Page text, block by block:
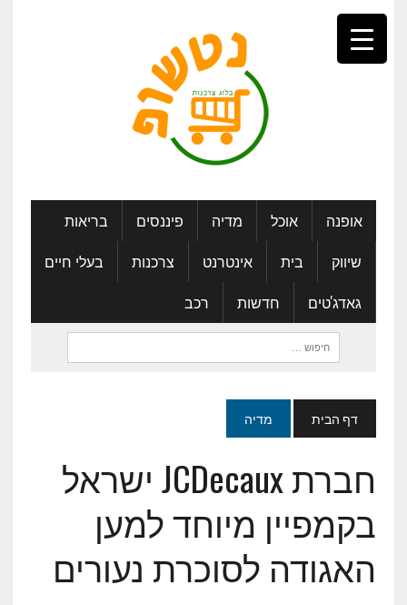
אופנה אוכל מדיה פיננסים
בריאות
שיווק
בית אינטרנט צרכנות
בעלי חיים
גאדג'טים
חדשות
רכב
חיפוש:
דף הבית מדיה
חברת JCDecaux ישראל
בקמפיין מיוחד למען
האגודה לסוכרת נעורים